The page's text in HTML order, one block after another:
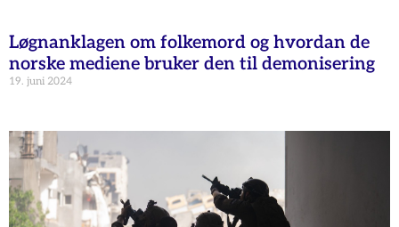
Løgnanklagen om folkemord og hvordan de
norske mediene bruker den til demonisering
19. juni 2024